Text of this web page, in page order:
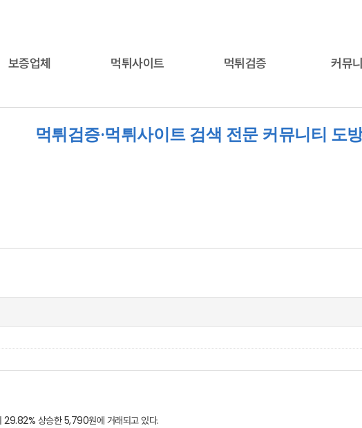
보증업체 먹튀사이트 먹튀검증 커뮤
먹튀검증·먹튀사이트 검색 전문 커뮤니티 도
29.82% 상승한 5,790원에 거래되고 있다.